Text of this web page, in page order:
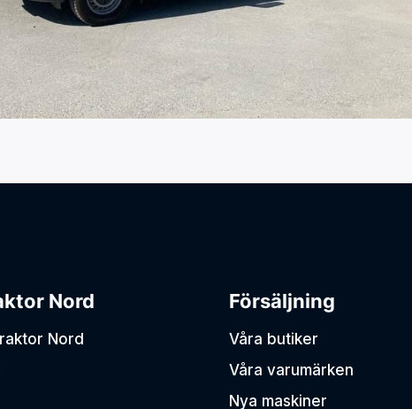
Nord
Nord
Försäljning
Våra butiker
Våra varumärken
Nya maskiner